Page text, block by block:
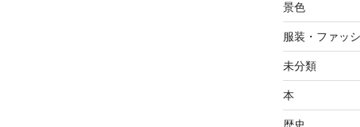
景色
服装・ファッ
未分類
本